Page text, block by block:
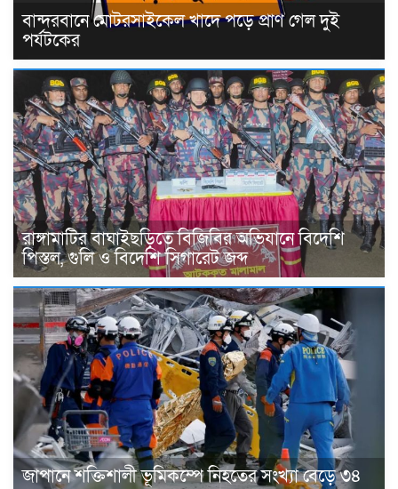
বান্দরবানে মোটরসাইকেল খাদে পড়ে প্রাণ গেল দুই
পর্যটকের
রাঙ্গামাটির বাঘাইছড়িতে বিজিবির অভিযানে বিদেশি
পিস্তল, গুলি ও বিদেশি সিগারেট জব্দ
জাপানে শক্তিশালী ভূমিকম্পে নিহতের সংখ্যা বেড়ে ৩৪